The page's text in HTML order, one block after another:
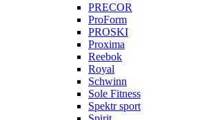
PRECOR
ProForm
PROSKI
Proxima
Reebok
Royal
Schwinn
Sole Fitness
Spektr sport